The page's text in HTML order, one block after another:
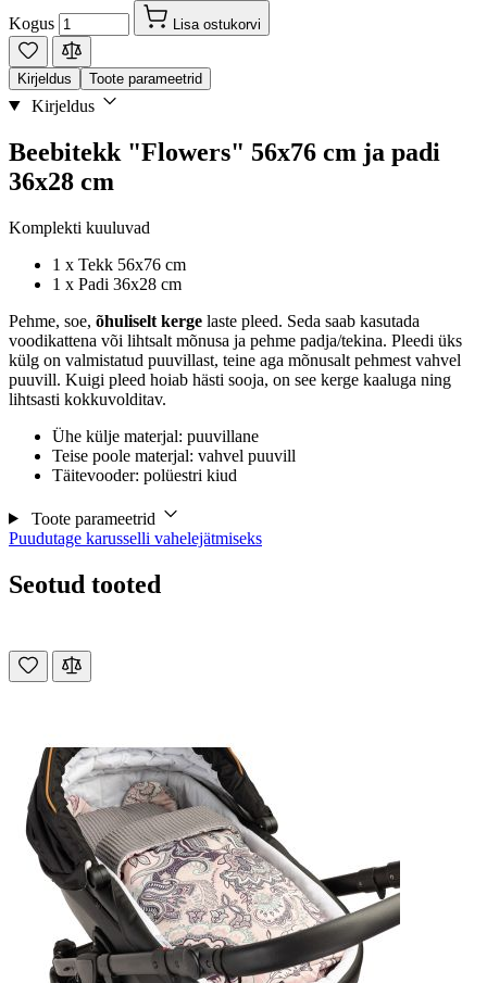
Kogus Lisa ostukorvi
Kirjeldus Toote parameetrid
Kirjeldus
Beebitekk "Flowers" 56x76 cm ja padi
36x28 cm
Komplekti kuuluvad
1 x Tekk 56x76 cm
1 x Padi 36x28 cm
Pehme, soe, õhuliselt kerge laste pleed. Seda saab kasutada
voodikattena või lihtsalt mõnusa ja pehme padja/tekina. Pleedi üks
külg on valmistatud puuvillast, teine aga mõnusalt pehmest vahvel
puuvill. Kuigi pleed hoiab hästi sooja, on see kerge kaaluga ning
lihtsasti kokkuvolditav.
Ühe külje materjal: puuvillane
Teise poole materjal: vahvel puuvill
Täitevooder: polüestri kiud
Toote parameetrid
Puudutage karusselli vahelejätmiseks
Seotud tooted